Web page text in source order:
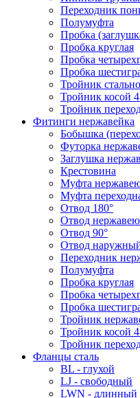
Переходник
Полумуфта
Пробка
Пробка круглая
Пробка
Пробка
Тройник
Тройник косой
Тройник
Фитинги нержавейка
Бобышка
Футорка
Заглушка
Крестовина
Муфта
Муфта
Отвод 180°
Отвод
Отвод 90°
Отвод
Переходник
Полумуфта
Пробка круглая
Пробка
Пробка
Тройник
Тройник косой
Тройник
Фланцы сталь
BL - глухой
LJ - свободный
LWN - длинный